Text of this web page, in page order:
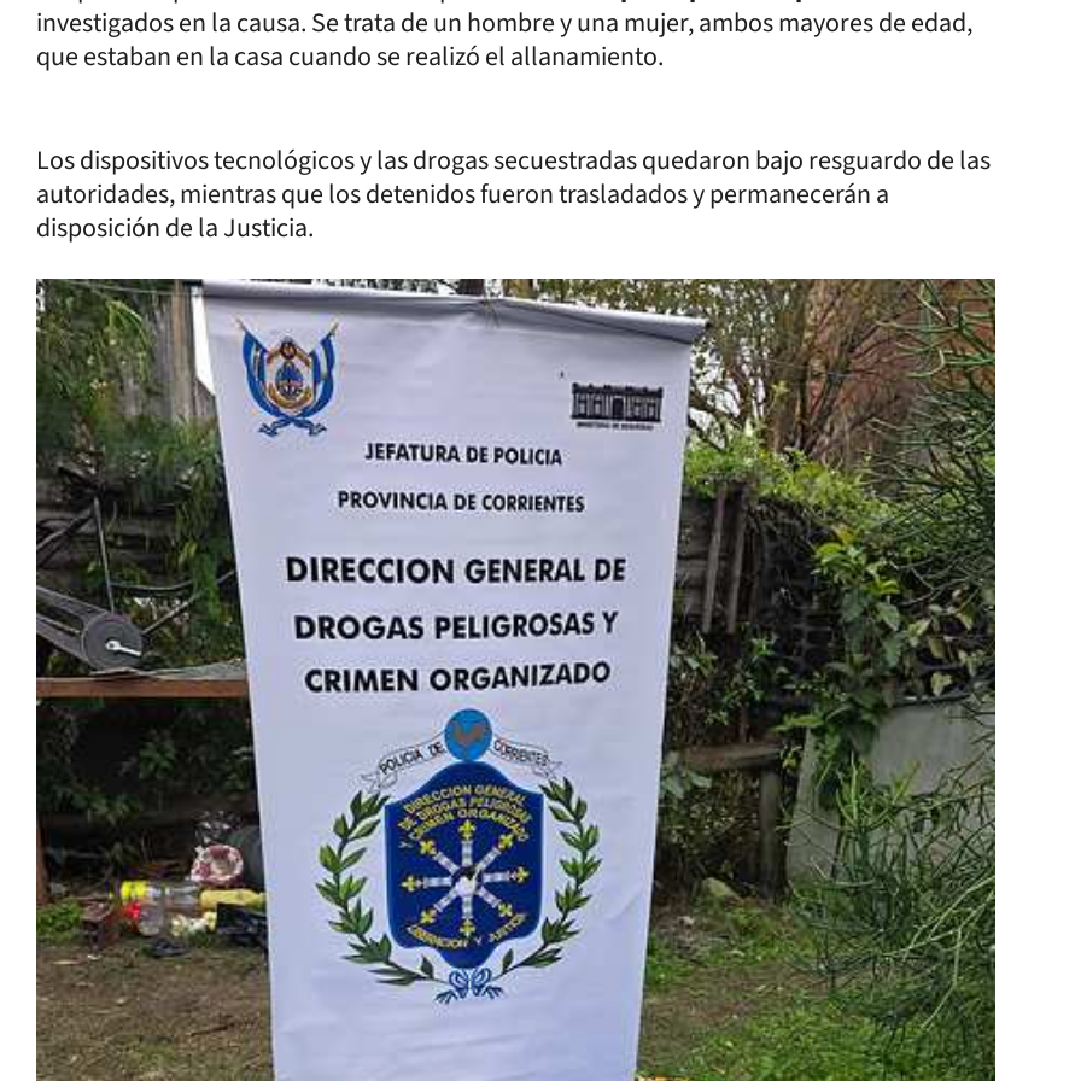
investigados en la causa. Se trata de un hombre y una mujer, ambos mayores de edad,
que estaban en la casa cuando se realizó el allanamiento.
Los dispositivos tecnológicos y las drogas secuestradas quedaron bajo resguardo de las
autoridades, mientras que los detenidos fueron trasladados y permanecerán a
disposición de la Justicia.